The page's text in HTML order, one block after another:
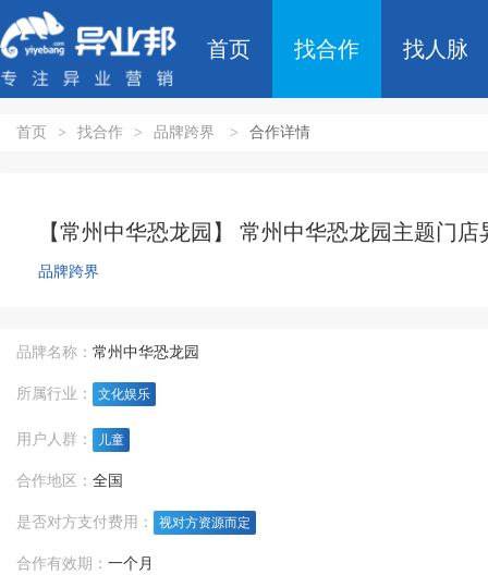
首页 找合作 找人脉
首页 > 找合作 > 品牌跨界 > 合作详情
【常州中华恐龙园】 常州中华恐龙园主题门店
品牌跨界
品牌名称： 常州中华恐龙园
所属行业： 文化娱乐
用户人群： 儿童
合作地区： 全国
是否对方支付费用： 视对方资源而定
合作有效期： 一个月